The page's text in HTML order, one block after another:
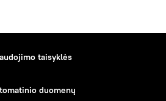
taisyklės
duomenų